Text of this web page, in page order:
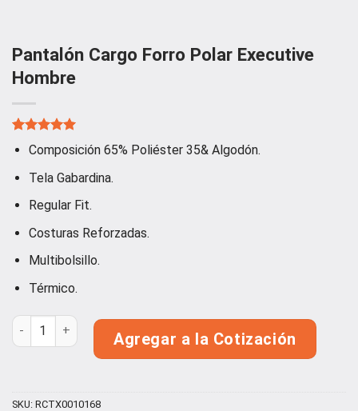
Pantalón Cargo Forro Polar Executive
Hombre
Valorado
con5.00
base a
de un
Composición 65% Poliéster 35& Algodón.
Tela Gabardina.
Regular Fit.
Costuras Reforzadas.
Multibolsillo.
Térmico.
Pantalón Cargo Forro Polar Executive Hombre cantidad
Agregar a la Cotización
SKU: RCTX0010168